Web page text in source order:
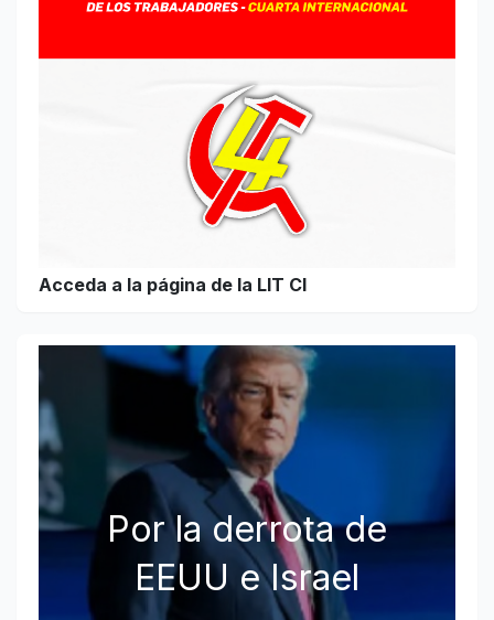
Acceda a la página de la LIT CI
Por la derrota de
EEUU e Israel